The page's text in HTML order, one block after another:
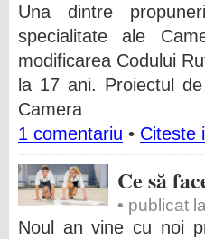
Una dintre
specialitate ale
modificarea Codului
la 17 ani. Proiectul
Camera
1 comentariu • Citeste
Ce să
• publicat
Noul an vine cu noi